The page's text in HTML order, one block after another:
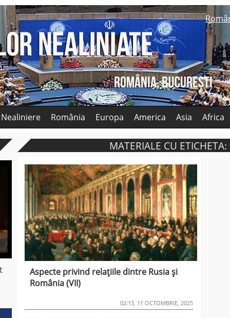
România Europa America Asia Africa
MATERIALE CU
Aspecte privind relațiile dintre Rusia și
România (VII)
02:13, 11 OCTOMBRIE, 2025